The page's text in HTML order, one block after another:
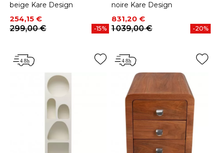
beige Kare Design
Prix
254,15 €
Prix de base
299,00 €
-15%
noire Kare Design
Prix
831,20 €
Prix de base
1 039,00 €
-20%